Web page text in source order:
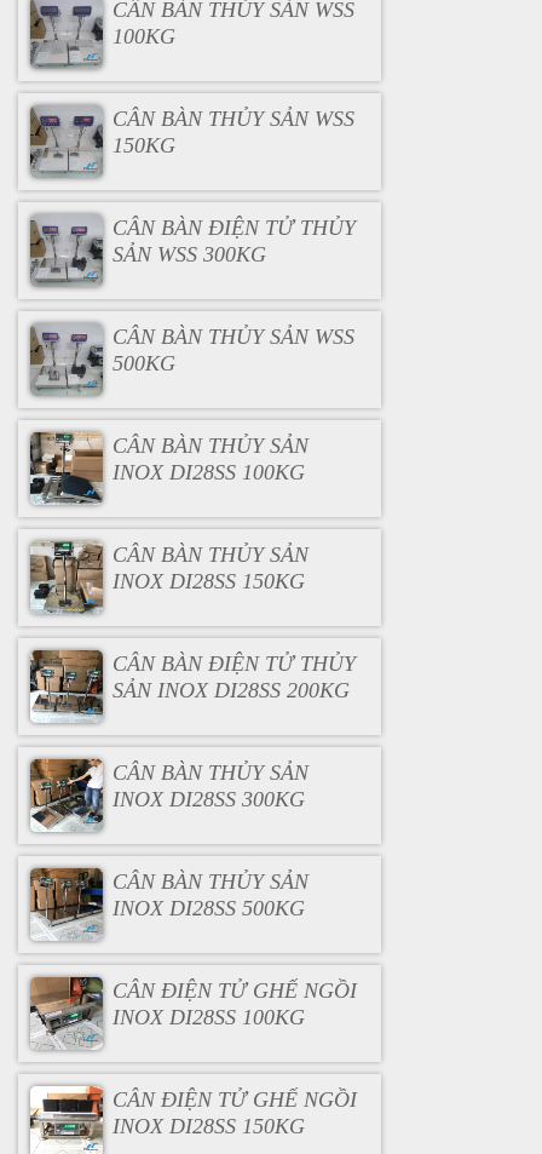
CÂN BÀN THỦY SẢN WSS
100KG
CÂN BÀN THỦY SẢN WSS
150KG
CÂN BÀN ĐIỆN TỬ THỦY
SẢN WSS 300KG
CÂN BÀN THỦY SẢN WSS
500KG
CÂN BÀN THỦY SẢN
INOX DI28SS 100KG
CÂN BÀN THỦY SẢN
INOX DI28SS 150KG
CÂN BÀN ĐIỆN TỬ THỦY
SẢN INOX DI28SS 200KG
CÂN BÀN THỦY SẢN
INOX DI28SS 300KG
CÂN BÀN THỦY SẢN
INOX DI28SS 500KG
CÂN ĐIỆN TỬ GHẾ NGỒI
INOX DI28SS 100KG
CÂN ĐIỆN TỬ GHẾ NGỒI
INOX DI28SS 150KG